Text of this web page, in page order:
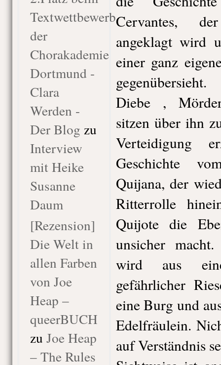
Textwettbewerb
der
Chorakademie
Dortmund -
Clara
Werden -
Der Blog zu
Interview
mit Heike
Susanne
Daum
[Rezension]
Die Welt in
allen Farben
von Joe
Heap –
queerBUCH
zu Joe Heap
– The Rules
Cervantes,
angeklagt wird
einer ganz
Diebe ,
sitzen über ihn
Verteidigung
Geschichte
Quijana, der
Ritterrolle
Quijote die
unsicher
wird aus
gefährlicher
eine Burg und
Edelfräulein.
auf Verständnis